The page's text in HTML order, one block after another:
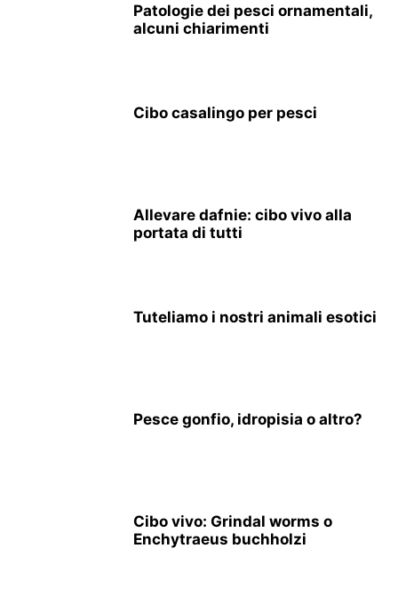
Patologie dei pesci ornamentali,
alcuni chiarimenti
Cibo casalingo per pesci
Allevare dafnie: cibo vivo alla
portata di tutti
Tuteliamo i nostri animali esotici
Pesce gonfio, idropisia o altro?
Cibo vivo: Grindal worms o
Enchytraeus buchholzi